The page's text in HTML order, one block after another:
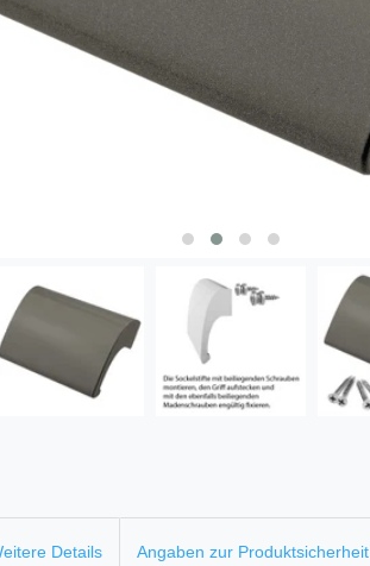
Details Angaben zur Produktsicherheit